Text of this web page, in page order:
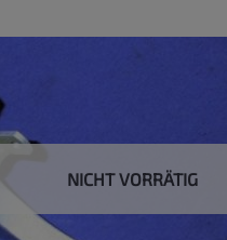
NICHT VORRÄTIG